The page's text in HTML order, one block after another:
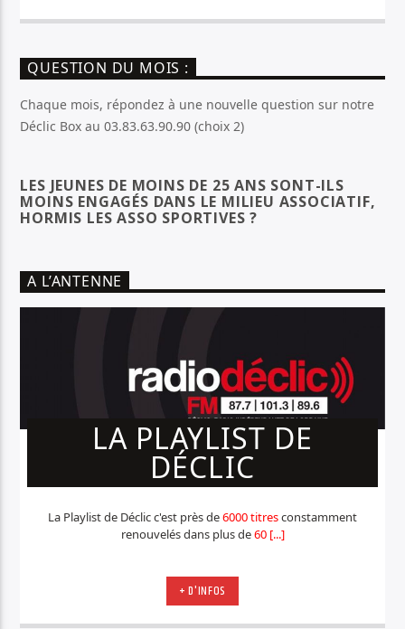
QUESTION DU MOIS :
Chaque mois, répondez à une nouvelle question sur notre
Déclic Box au 03.83.63.90.90 (choix 2)
LES JEUNES DE MOINS DE 25 ANS SONT-ILS
MOINS ENGAGÉS DANS LE MILIEU ASSOCIATIF,
HORMIS LES ASSO SPORTIVES ?
A L’ANTENNE
LA PLAYLIST DE
DÉCLIC
La Playlist de Déclic c'est près de6000 titresconstamment
renouvelés dans plus de60 [...]
+ D'INFOS